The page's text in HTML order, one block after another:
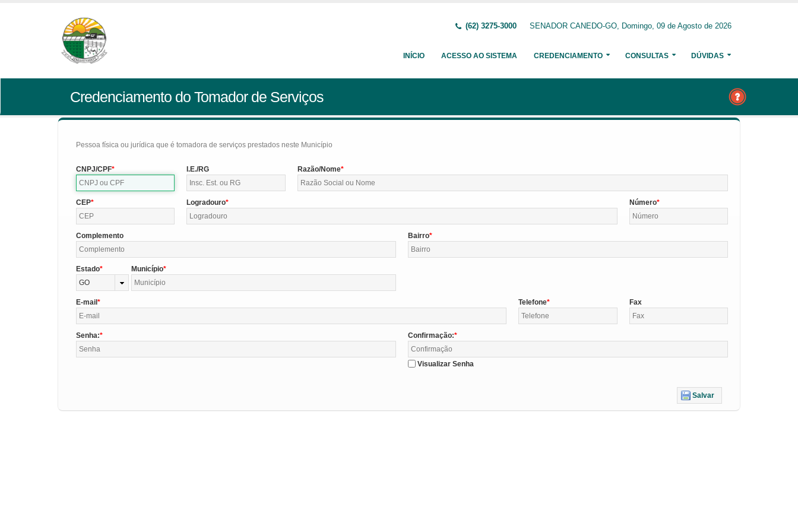
(62) 3275-3000 SENADOR CANEDO-GO, Domingo, 09 de Agosto de 2026
INÍCIO ACESSO AO SISTEMA CREDENCIAMENTO CONSULTAS DÚVIDAS
Credenciamento do Tomador de Serviços
Pessoa física ou jurídica que é tomadora de serviços prestados neste Município
CNPJ/CPF I.E./RG Razão/Nome
CEP Logradouro Número
Complemento Bairro
Estado
GO
Município
E-mail Telefone Fax
Senha: Confirmação:
Visualizar Senha
Salvar